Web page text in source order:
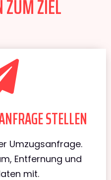
ZUM ZIEL
STELLEN
Umzugsanfrage.
Entfernung und
mit.